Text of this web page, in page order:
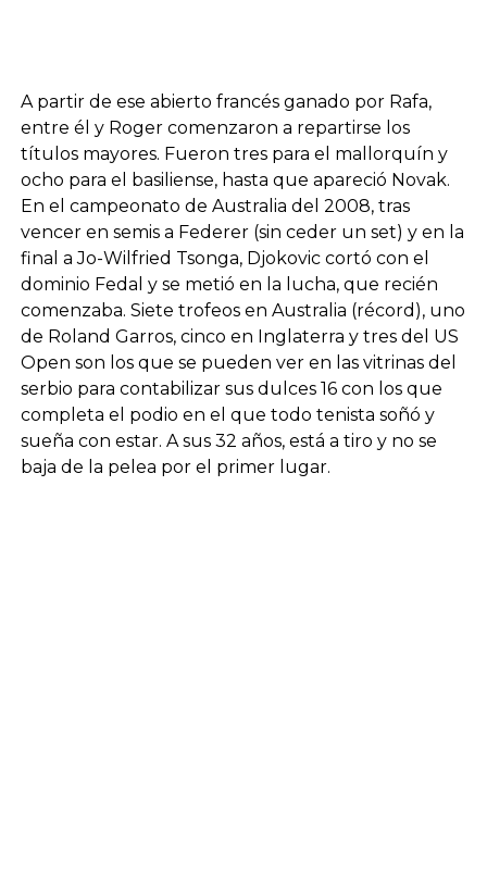
A partir de ese abierto francés ganado por Rafa,
entre él y Roger comenzaron a repartirse los
títulos mayores. Fueron tres para el mallorquín y
ocho para el basiliense, hasta que apareció Novak.
En el campeonato de Australia del 2008, tras
vencer en semis a Federer (sin ceder un set) y en la
final a Jo-Wilfried Tsonga, Djokovic cortó con el
dominio Fedal y se metió en la lucha, que recién
comenzaba. Siete trofeos en Australia (récord), uno
de Roland Garros, cinco en Inglaterra y tres del US
Open son los que se pueden ver en las vitrinas del
serbio para contabilizar sus dulces 16 con los que
completa el podio en el que todo tenista soñó y
sueña con estar. A sus 32 años, está a tiro y no se
baja de la pelea por el primer lugar.